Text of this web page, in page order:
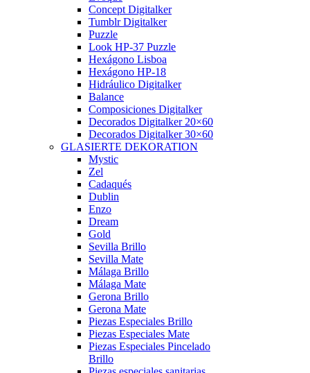
Concept Digitalker
Tumblr Digitalker
Puzzle
Look HP-37 Puzzle
Hexágono Lisboa
Hexágono HP-18
Hidráulico Digitalker
Balance
Composiciones Digitalker
Decorados Digitalker 20×60
Decorados Digitalker 30×60
GLASIERTE DEKORATION
Mystic
Zel
Cadaqués
Dublin
Enzo
Dream
Gold
Sevilla Brillo
Sevilla Mate
Málaga Brillo
Málaga Mate
Gerona Brillo
Gerona Mate
Piezas Especiales Brillo
Piezas Especiales Mate
Piezas Especiales Pincelado
Brillo